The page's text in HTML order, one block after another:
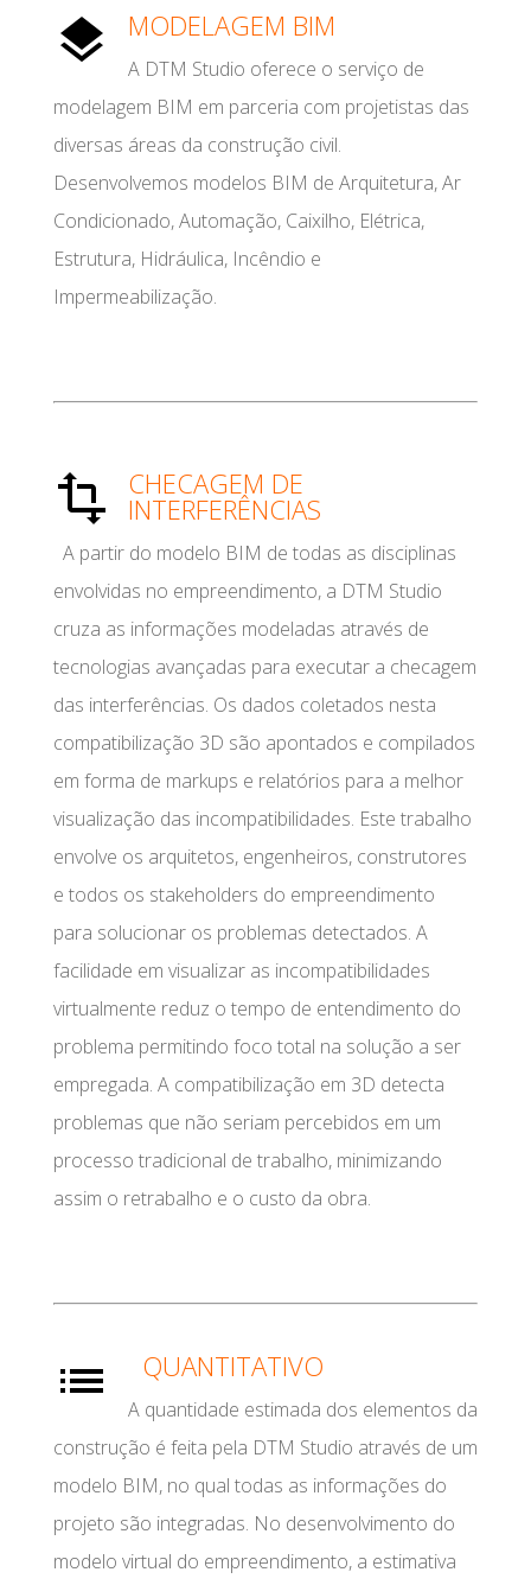
MODELAGEM BIM
A DTM Studio oferece o serviço de
modelagem BIM em parceria com projetistas das
diversas áreas da construção civil.
Desenvolvemos modelos BIM de Arquitetura, Ar
Condicionado, Automação, Caixilho, Elétrica,
Estrutura, Hidráulica, Incêndio e
Impermeabilização.
CHECAGEM DE
INTERFERÊNCIAS
A partir do modelo BIM de todas as disciplinas
envolvidas no empreendimento, a DTM Studio
cruza as informações modeladas através de
tecnologias avançadas para executar a checagem
das interferências. Os dados coletados nesta
compatibilização 3D são apontados e compilados
em forma de markups e relatórios para a melhor
visualização das incompatibilidades. Este trabalho
envolve os arquitetos, engenheiros, construtores
e todos os stakeholders do empreendimento
para solucionar os problemas detectados. A
facilidade em visualizar as incompatibilidades
virtualmente reduz o tempo de entendimento do
problema permitindo foco total na solução a ser
empregada. A compatibilização em 3D detecta
problemas que não seriam percebidos em um
processo tradicional de trabalho, minimizando
assim o retrabalho e o custo da obra.
QUANTITATIVO
A quantidade estimada dos elementos da
construção é feita pela DTM Studio através de um
modelo BIM, no qual todas as informações do
projeto são integradas. No desenvolvimento do
modelo virtual do empreendimento, a estimativa